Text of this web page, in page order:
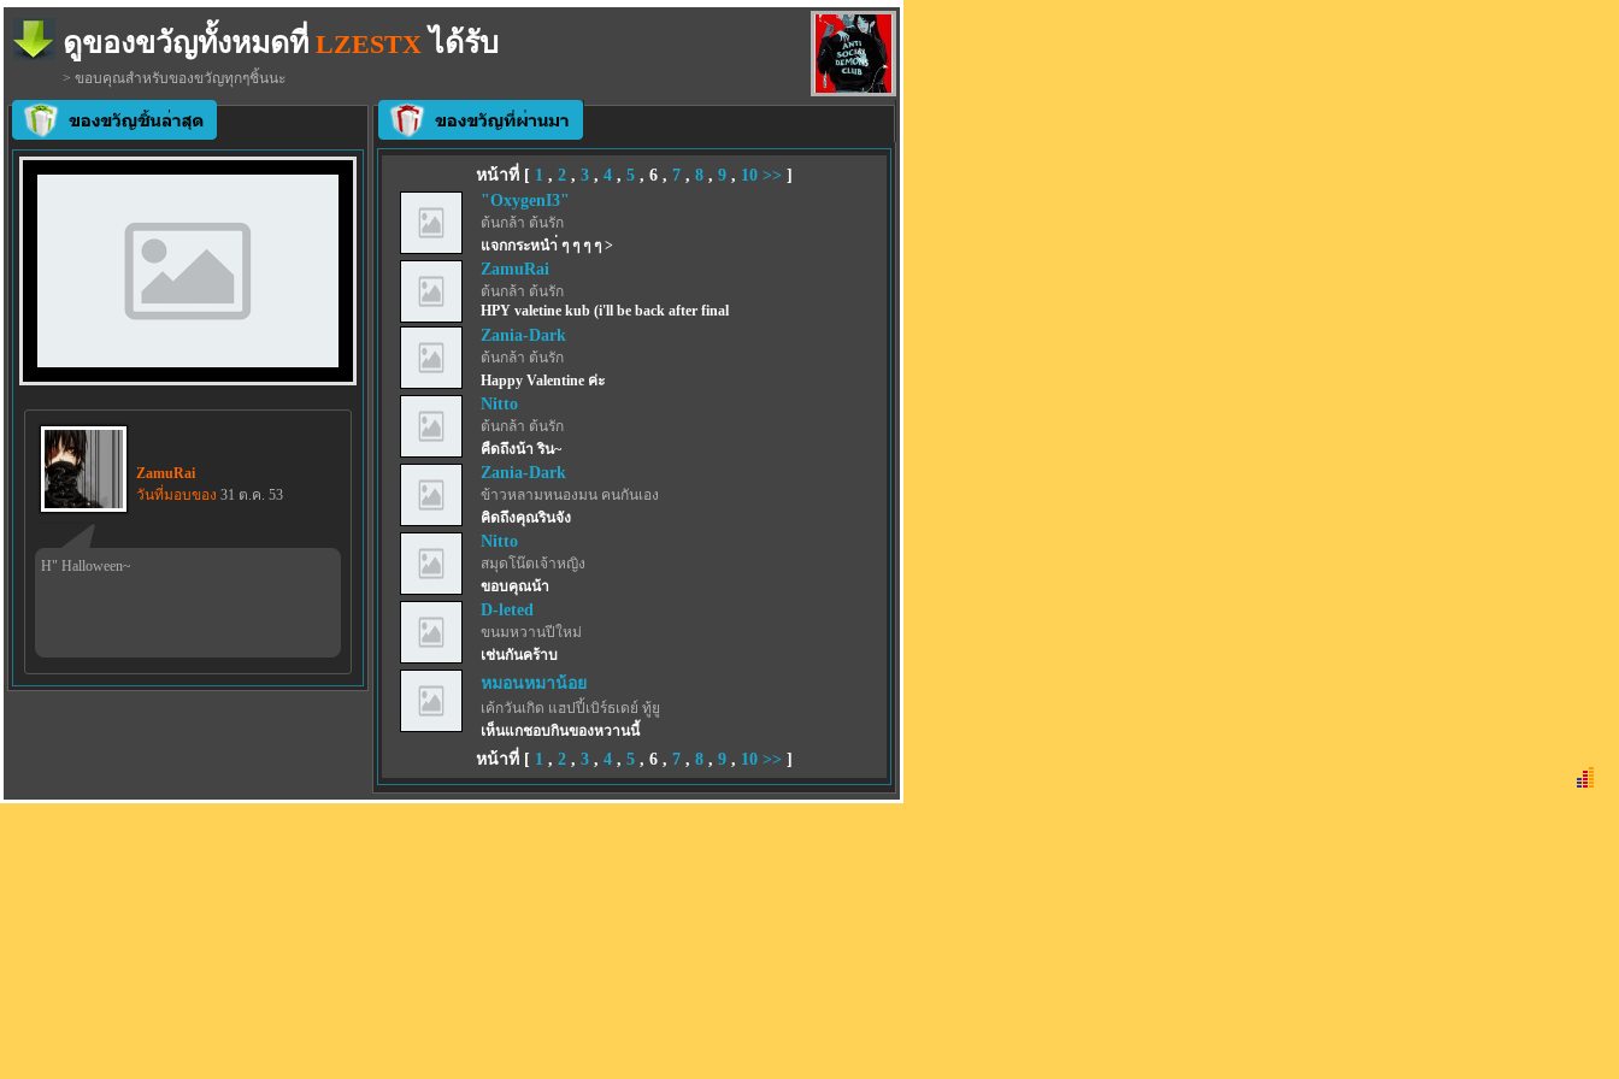
ดูของขวัญทั้งหมดที่ LZESTX ได้รับ
> ขอบคุณสำหรับของขวัญทุกๆชิ้นนะ
ZamuRai
วันที่มอบของ 31 ต.ค. 53
H" Halloween~
หน้าที่ [ 1 , 2 , 3 , 4 , 5 , 6 , 7 , 8 , 9 , 10 >> ]
"OxygenI3"
ต้นกล้า ต้นรัก
แจกกระหนำ่ ๆ ๆ ๆ ๆ >
ZamuRai
ต้นกล้า ต้นรัก
HPY valetine kub (i'll be back after final
Zania-Dark
ต้นกล้า ต้นรัก
Happy Valentine ค่ะ
Nitto
ต้นกล้า ต้นรัก
คืดถึงน้า ริน~
Zania-Dark
ข้าวหลามหนองมน คนกันเอง
คิดถึงคุณรินจัง
Nitto
สมุดโน๊ตเจ้าหญิง
ขอบคุณน้า
D-leted
ขนมหวานปีใหม่
เช่นกันคร้าบ
หมอนหมาน้อย
เค้กวันเกิด แฮปปี้เบิร์ธเดย์ ทู้ยู
เห็นแกชอบกินของหวานนี้
หน้าที่ [ 1 , 2 , 3 , 4 , 5 , 6 , 7 , 8 , 9 , 10 >> ]